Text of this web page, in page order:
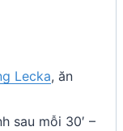
Lecka, ăn
sau mỗi 30′ –